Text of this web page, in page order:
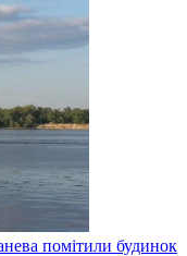
помітили будинок